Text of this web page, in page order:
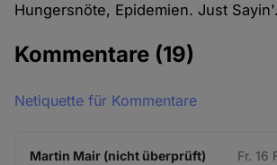
Hungersnöte, Epidemien. Just Sayin'.
Kommentare (19)
Netiquette für Kommentare
Martin Mair (nicht überprüft) Fr. 16